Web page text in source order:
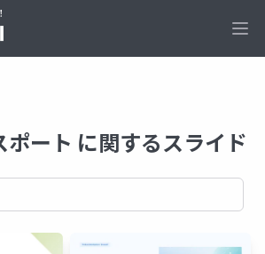
ート に関するスライド